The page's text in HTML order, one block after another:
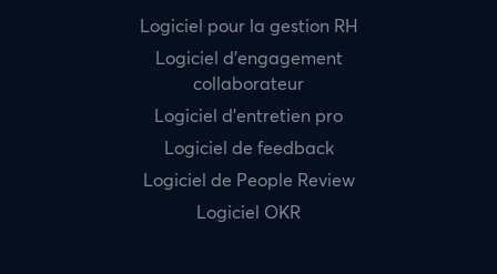
Logiciel pour la gestion RH
Logiciel d’engagement
collaborateur
Logiciel d’entretien pro
Logiciel de feedback
Logiciel de People Review
Logiciel OKR